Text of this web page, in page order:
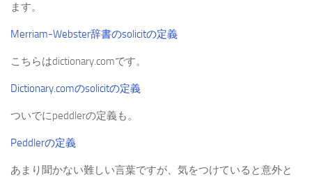
ます。
Merriam-Webster辞書のsolicitの定義
こちらはdictionary.comです。
Dictionary.comのsolicitの定義
ついでにpeddlerの定義も。
Peddlerの定義
あまり聞かない難しい言葉ですが、気をつけていると意外と